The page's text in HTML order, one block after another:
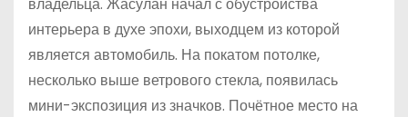
интерьера в духе эпохи, выходцем из которой
является автомобиль. На покатом потолке,
несколько выше ветрового стекла, появилась
мини-экспозиция из значков. Почётное место на